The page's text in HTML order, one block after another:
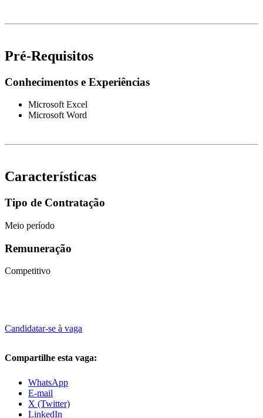
Pré-Requisitos
Conhecimentos e Experiências
Microsoft Excel
Microsoft Word
Características
Tipo de Contratação
Meio período
Remuneração
Competitivo
Candidatar-se à vaga
Compartilhe esta vaga:
WhatsApp
E-mail
X (Twitter)
LinkedIn